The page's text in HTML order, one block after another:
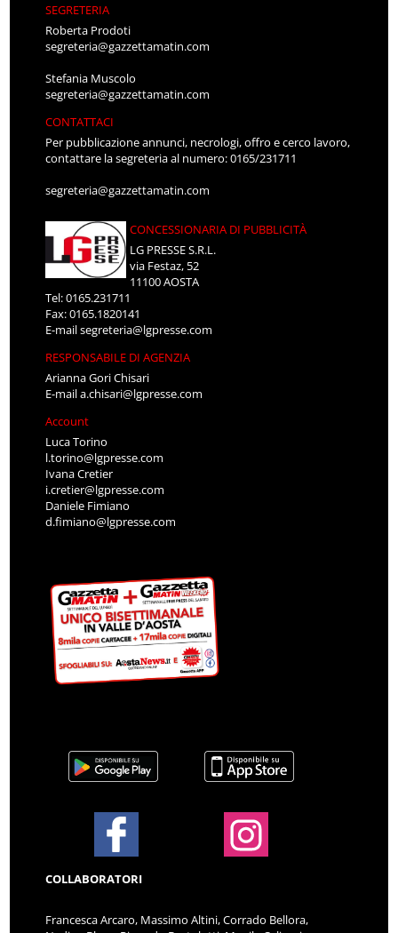
SEGRETERIA
Roberta Prodoti
segreteria@gazzettamatin.com
Stefania Muscolo
segreteria@gazzettamatin.com
CONTATTACI
Per pubblicazione annunci, necrologi, offro e cerco lavoro,
contattare la segreteria al numero: 0165/231711
segreteria@gazzettamatin.com
CONCESSIONARIA DI PUBBLICITÀ
LG PRESSE S.R.L.
via Festaz, 52
11100 AOSTA
Tel: 0165.231711
Fax: 0165.1820141
E-mailsegreteria@lgpresse.com
RESPONSABILE DI AGENZIA
Arianna Gori Chisari
E-maila.chisari@lgpresse.com
Account
Luca Torino
l.torino@lgpresse.com
Ivana Cretier
i.cretier@lgpresse.com
Daniele Fimiano
d.fimiano@lgpresse.com
COLLABORATORI
Francesca Arcaro, Massimo Altini, Corrado Bellora,